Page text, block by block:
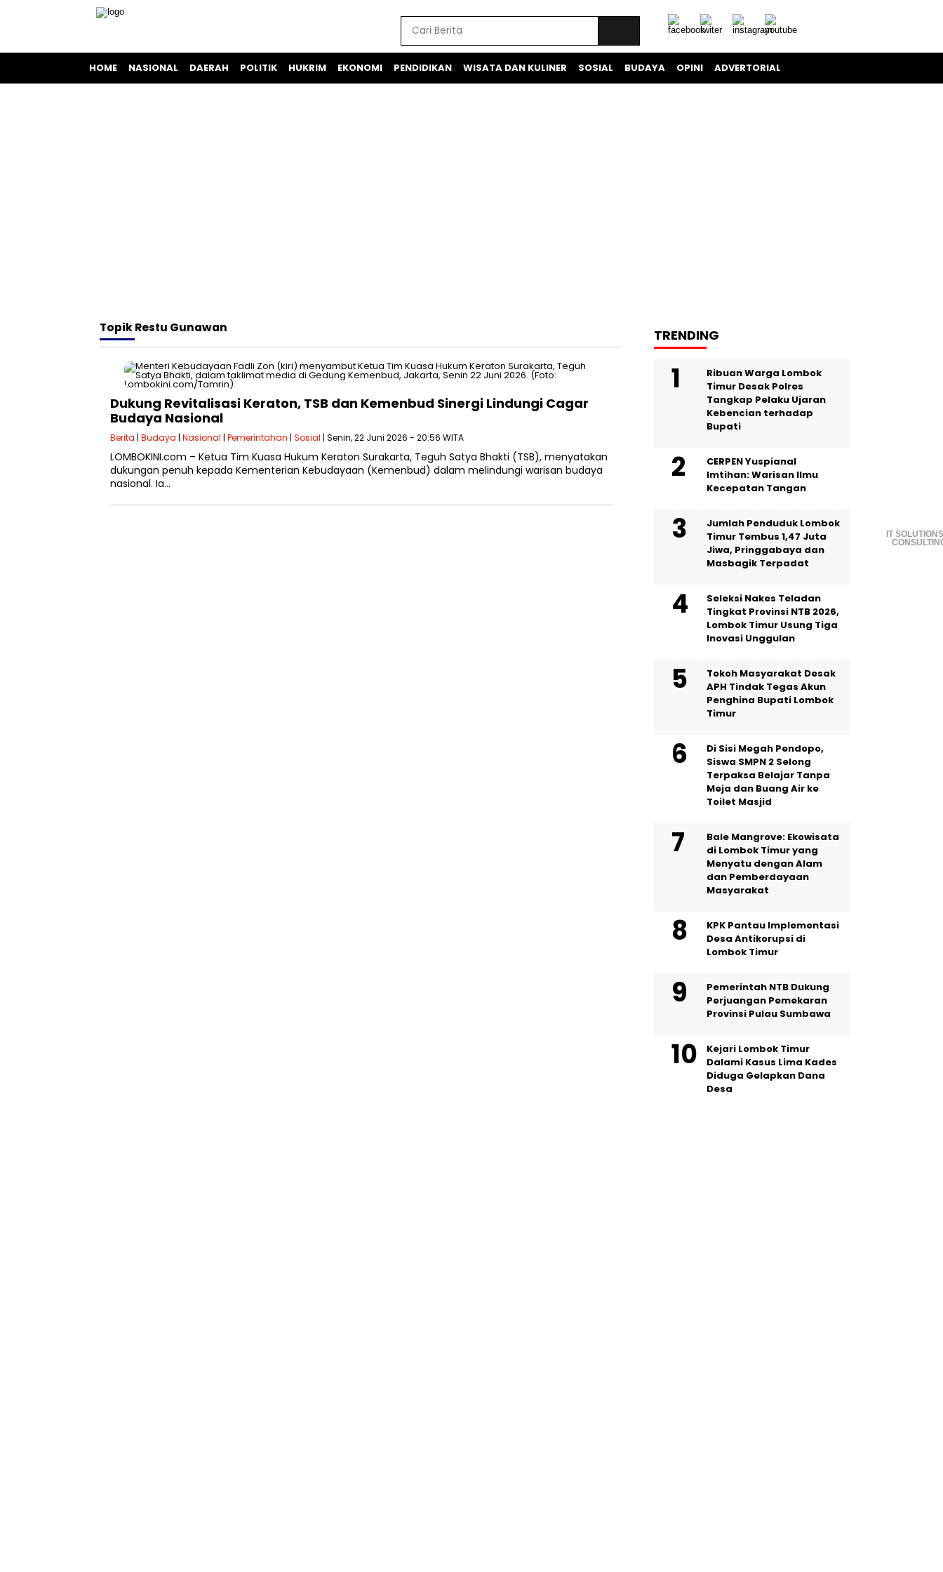
HOME NASIONAL DAERAH POLITIK HUKRIM EKONOMI PENDIDIKAN WISATA DAN KULINER SOSIAL BUDAYA OPINI ADVERTORIAL
IT
TopikRestu Gunawan
Dukung Revitalisasi Keraton, TSB dan Kemenbud Sinergi Lindungi Cagar
Budaya Nasional
Berita | Budaya | Nasional | Pemerintahan | Sosial | Senin, 22 Juni 2026 - 20:56 WITA
LOMBOKINI.com – Ketua Tim Kuasa Hukum Keraton Surakarta, Teguh Satya Bhakti (TSB), menyatakan
dukungan penuh kepada Kementerian Kebudayaan (Kemenbud) dalam melindungi warisan budaya
nasional. Ia…
TRENDING
Ribuan Warga Lombok
Timur Desak Polres
Tangkap Pelaku Ujaran
Kebencian terhadap
Bupati
CERPEN Yuspianal
Imtihan: Warisan Ilmu
Kecepatan Tangan
Jumlah Penduduk Lombok
Timur Tembus 1,47 Juta
Jiwa, Pringgabaya dan
Masbagik Terpadat
Seleksi Nakes Teladan
Tingkat Provinsi NTB 2026,
Lombok Timur Usung Tiga
Inovasi Unggulan
Tokoh Masyarakat Desak
APH Tindak Tegas Akun
Penghina Bupati Lombok
Timur
Di Sisi Megah Pendopo,
Siswa SMPN 2 Selong
Terpaksa Belajar Tanpa
Meja dan Buang Air ke
Toilet Masjid
Bale Mangrove: Ekowisata
di Lombok Timur yang
Menyatu dengan Alam
dan Pemberdayaan
Masyarakat
KPK Pantau Implementasi
Desa Antikorupsi di
Lombok Timur
Pemerintah NTB Dukung
Perjuangan Pemekaran
Provinsi Pulau Sumbawa
Kejari Lombok Timur
Dalami Kasus Lima Kades
Diduga Gelapkan Dana
Desa